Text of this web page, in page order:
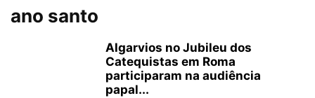
ano santo
Algarvios no Jubileu dos
Catequistas em Roma
participaram na audiência
papal...